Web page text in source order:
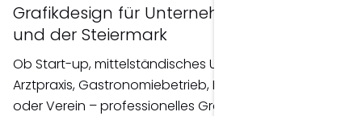
Grafikdesign für Unternehmen in Graz
und der Steiermark
Ob Start-up, mittelständisches Unternehmen,
Arztpraxis, Gastronomiebetrieb, Handwerksbetrieb
oder Verein – professionelles Grafikdesign unterstützt